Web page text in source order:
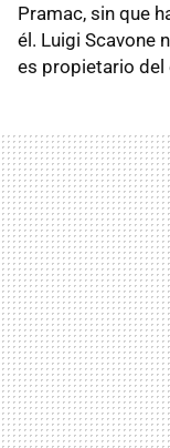
Pramac, sin que
él. Luigi Scavone
es propietario del